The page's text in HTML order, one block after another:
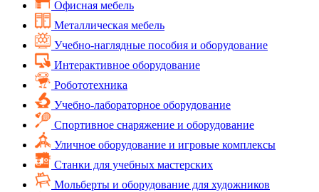
Офисная мебель
Металлическая мебель
Учебно-наглядные пособия и оборудование
Интерактивное оборудование
Робототехника
Учебно-лабораторное оборудование
Спортивное снаряжение и оборудование
Уличное оборудование и игровые комплексы
Cтанки для учебных мастерских
Мольберты и оборудование для художников